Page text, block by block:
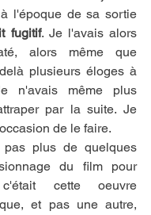
l'époque de sa sortie
fugitif. Je l'avais alors
alors même que
plusieurs éloges à
n'avais même plus
par la suite. Je
de le faire.
plus de quelques
du film pour
cette oeuvre
et pas une autre,